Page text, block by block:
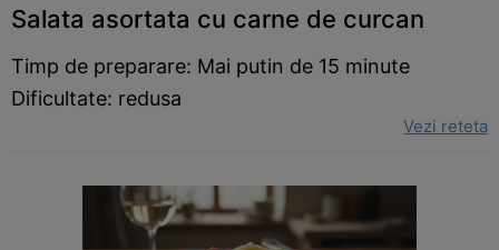
Salata asortata cu carne de curcan
Timp de preparare: Mai putin de 15 minute
Dificultate: redusa
Vezi reteta